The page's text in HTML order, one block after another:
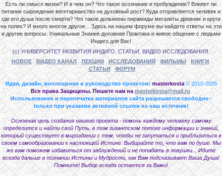
Есть ли смысл жизни? И в чем он? Что такое осознание и пробуждение? Влияет ли
питание сыроедение вегетарианство на духовный рост? Куда отправляется человек и
где его душа после смерти? Что такое дольмены пирамиды мегалиты древних и круги
на полях? И много многое другое... Здесь на нашем форуме вы найдете ответы на эти
и другие вопросы. Уникальные Знания духовная Практика и живое общение с людьми
Индиго для Вас!
(с) УНИВЕРСИТЕТ РАЗВИТИЯ ИНДИГО. СТАТЬИ, ВИДЕО ИССЛЕДОВАНИЯ.
НОВОЕ
ВИДЕО КАНАЛ ЛЕКЦИИ ИССЛЕДОВАНИЯ ФИЛЬМЫ
КНИГИ
СТАТЬИ
ФОРУМ
Идея, дизайн, воплощение и руководство проектом: masterkosta © 2010-2026
Все права Защищены. Пишите нам на masterkosta@mail.ru
Использование и перепечатка материалов сайта разрешается свободно -
только при указании активной ссылки на наш источник!
Основная цель создания нашего проекта - помочь каждому человеку самому
определится и найти свой Путь, в том гигантском потоке информации и знаний,
который существует в мироздании с тем, чтобы не запутаться и приблизиться в
своем самообразовании к настоящей Истине. Выбирайте то, что вам по душе. Мы
же вам поможем избавиться от заблуждений и не попадать в ловушки... Идите
всегда дальше в познании Истины и Мудрости, как Вам подсказывает Ваша Душа!
Помните! Выбор всегда остается за Вами!